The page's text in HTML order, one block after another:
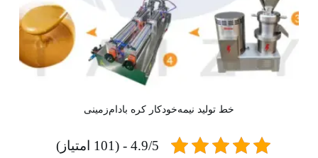
خط تولید نیمه‌خودکار کره بادام‌زمینی
4.9/5 - (101 امتیاز)